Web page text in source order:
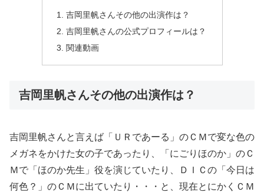
吉岡里帆さんその他の出演作は？
吉岡里帆さんの公式プロフィールは？
関連動画
吉岡里帆さんその他の出演作は？
吉岡里帆さんと言えば「ＵＲであーる」のＣＭで変な色の
メガネをかけた女の子であったり、「にごりほのか」のＣ
Ｍで「ほのか先生」役を演じていたり、ＤＩＣの「今日は
何色？」のＣＭに出ていたり・・・と、現在とにかくＣＭ